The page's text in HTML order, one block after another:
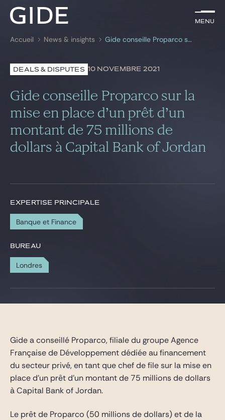
Menu
Rechercher par mots-clés
Menu
Avocats
Expertises
Global
News & insights
Gide Pro Bono et RSE
Blog Real Estate
Contact
Accueil News & insights Gide conseille Proparco sur la mise en place d’un prêt d’un montant de 75 millions de dollars à Capital Bank of Jordan
DEALS & DISPUTES 10 NOVEMBRE 2021
Gide conseille Proparco sur la
mise en place d’un prêt d’un
montant de 75 millions de
dollars à Capital Bank of Jordan
EXPERTISE PRINCIPALE
Banque et Finance
BUREAU
Londres
Gide a conseillé Proparco, filiale du groupe Agence
Française de Développement dédiée au financement
du secteur privé, en tant que chef de file sur la mise en
place d’un prêt d’un montant de 75 millions de dollars
à Capital Bank of Jordan.
Le prêt de Proparco (50 millions de dollars) et de la